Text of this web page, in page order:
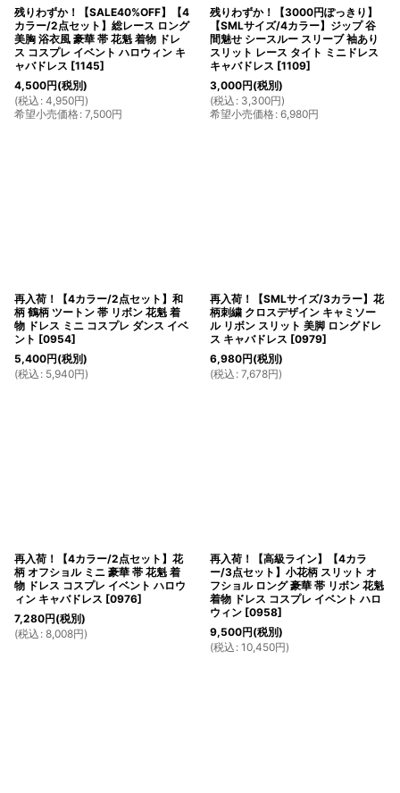
残りわずか！【SALE40%OFF】【4
カラー/2点セット】総レース ロング
美胸 浴衣風 豪華 帯 花魁 着物 ドレ
ス コスプレ イベント ハロウィン キ
ャバドレス [1145]
4,500円(税別)
(税込 : 4,950円)
希望小売価格: 7,500円
残りわずか！【3000円ぽっきり】
【SMLサイズ/4カラー】ジップ 谷
間魅せ シースルー スリーブ 袖あり
スリット レース タイト ミニドレス
キャバドレス [1109]
3,000円(税別)
(税込 : 3,300円)
希望小売価格: 6,980円
再入荷！【4カラー/2点セット】和
柄 鶴柄 ツートン 帯 リボン 花魁 着
物 ドレス ミニ コスプレ ダンス イベ
ント [0954]
5,400円(税別)
(税込 : 5,940円)
再入荷！【SMLサイズ/3カラー】花
柄刺繍 クロスデザイン キャミソー
ル リボン スリット 美脚 ロングドレ
ス キャバドレス [0979]
6,980円(税別)
(税込 : 7,678円)
再入荷！【4カラー/2点セット】花
柄 オフショル ミニ 豪華 帯 花魁 着
物 ドレス コスプレ イベント ハロウ
ィン キャバドレス [0976]
7,280円(税別)
(税込 : 8,008円)
再入荷！【高級ライン】【4カラ
ー/3点セット】小花柄 スリット オ
フショル ロング 豪華 帯 リボン 花魁
着物 ドレス コスプレ イベント ハロ
ウィン [0958]
9,500円(税別)
(税込 : 10,450円)